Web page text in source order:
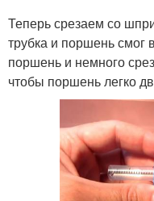
Теперь срезаем со
трубка и поршень смог
поршень и немного
чтобы поршень легко